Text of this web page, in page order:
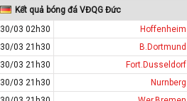
Kết quả bóng đá VĐQG Đức
30/03 02h30
Hoffenheim
30/03 21h30
B.Dortmund
30/03 21h30
Fort.Dusseldorf
30/03 21h30
Nurnberg